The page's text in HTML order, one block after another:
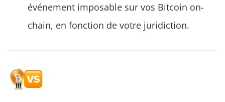
événement imposable sur vos Bitcoin on-
chain, en fonction de votre juridiction.